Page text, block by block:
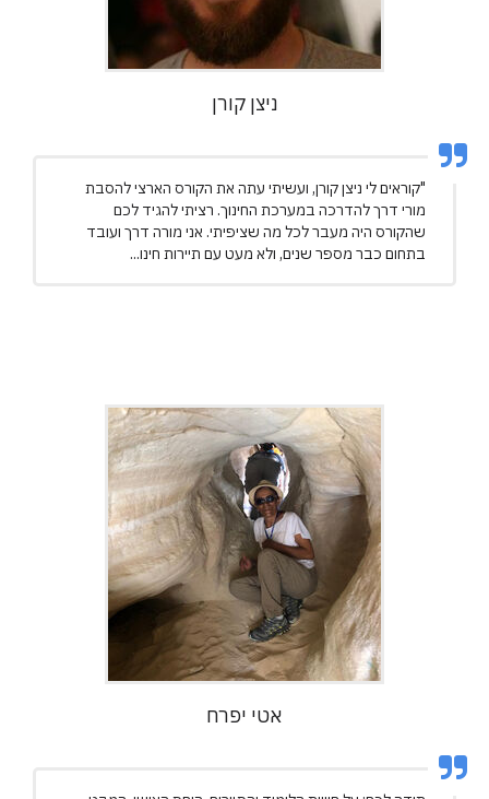
ניצן קורן
"קוראים לי ניצן קורן, ועשיתי עתה את הקורס הארצי להסבת
מורי דרך להדרכה במערכת החינוך. רציתי להגיד לכם
שהקורס היה מעבר לכל מה שציפיתי. אני מורה דרך ועובד
בתחום כבר מספר שנים, ולא מעט עם תיירות חינו...
אטי יפרח